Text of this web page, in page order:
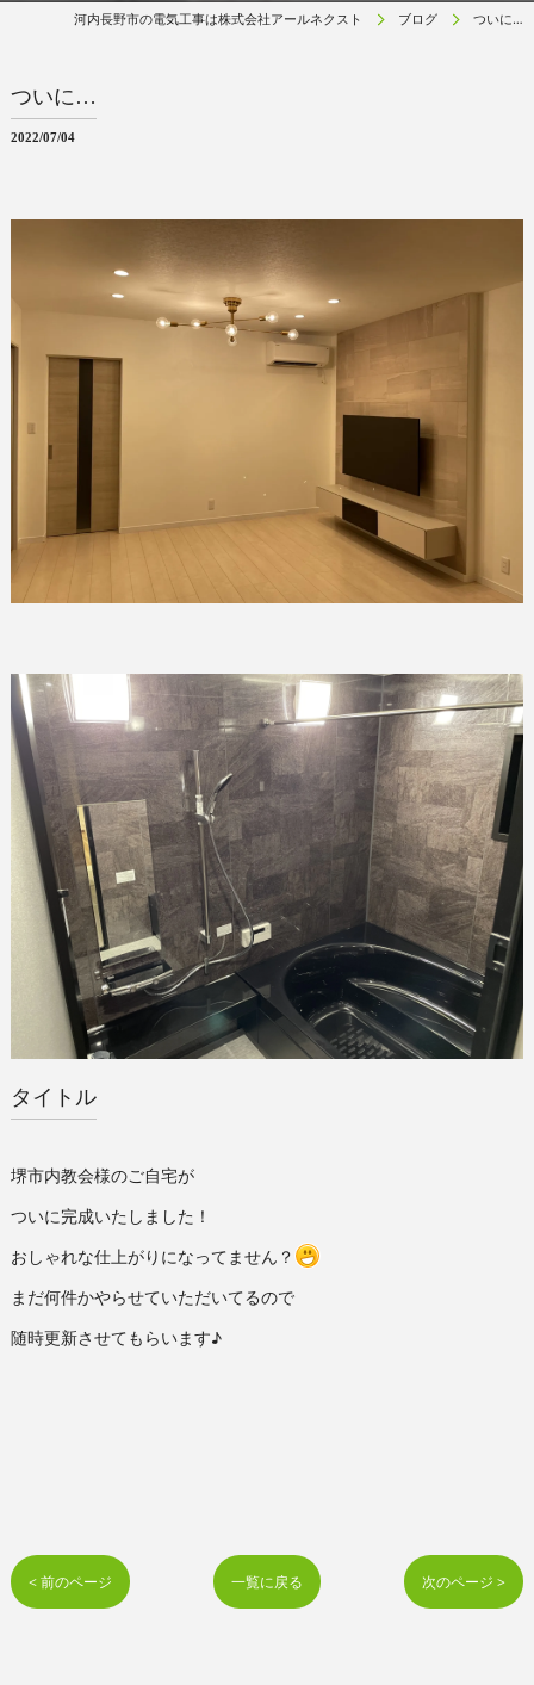
河内長野市の電気工事は株式会社アールネクスト ブログ ついに…
ついに…
2022/07/04
タイトル
堺市内教会様のご自宅が
ついに完成いたしました！
おしゃれな仕上がりになってません？
まだ何件かやらせていただいてるので
随時更新させてもらいます♪
< 前のページ 一覧に戻る 次のページ >